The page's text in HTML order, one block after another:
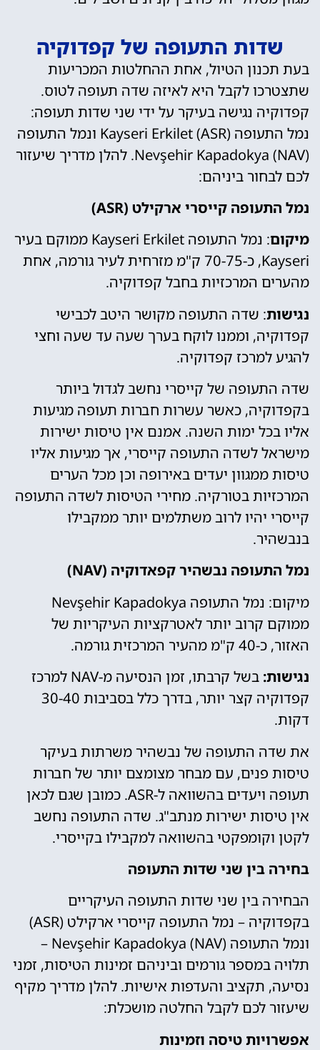
שדות התעופה של קפדוקיה
בעת תכנון הטיול, אחת ההחלטות המכריעות
שתצטרכו לקבל היא לאיזה שדה תעופה לטוס.
קפדוקיה נגישה בעיקר על ידי שני שדות תעופה:
נמל התעופה Kayseri Erkilet (ASR) ונמל התעופה
Nevşehir Kapadokya (NAV). להלן מדריך שיעזור
לכם לבחור ביניהם:
נמל התעופה קייסרי ארקילט (ASR)
מיקום
: נמל התעופה Kayseri Erkilet ממוקם בעיר
Kayseri, כ-70-75 ק"מ מזרחית לעיר גורמה, אחת
מהערים המרכזיות בחבל קפדוקיה.
נגישות: שדה התעופה מקושר היטב לכבישי
קפדוקיה, וממנו לוקח בערך שעה עד שעה וחצי
להגיע למרכז קפדוקיה.
שדה התעופה של קייסרי נחשב לגדול ביותר
בקפדוקיה, כאשר עשרות חברות תעופה מגיעות
אליו בכל ימות השנה. אמנם אין טיסות ישירות
מישראל לשדה התעופה קייסרי, אך מגיעות אליו
טיסות ממגוון יעדים באירופה וכן מכל הערים
המרכזיות בטורקיה. מחירי הטיסות לשדה התעופה
קייסרי יהיו לרוב משתלמים יותר ממקבילו
בנבשהיר.
נמל התעופה נבשהיר קפאדוקיה (NAV)
מיקום: נמל התעופה Nevşehir Kapadokya
ממוקם קרוב יותר לאטרקציות העיקריות של
האזור, כ-40 ק"מ מהעיר המרכזית גורמה.
נגישות:
בשל קרבתו, זמן הנסיעה מ-NAV למרכז
קפדוקיה קצר יותר, בדרך כלל בסביבות 30-40
דקות.
את שדה התעופה של נבשהיר משרתות בעיקר
טיסות פנים, עם מבחר מצומצם יותר של חברות
תעופה ויעדים בהשוואה ל-ASR. כמובן שגם לכאן
אין טיסות ישירות מנתב"ג. שדה התעופה נחשב
לקטן וקומפקטי בהשוואה למקבילו בקייסרי.
בחירה בין שני שדות התעופה
הבחירה בין שני שדות התעופה העיקריים
בקפדוקיה – נמל התעופה קייסרי ארקילט (ASR)
ונמל התעופה Nevşehir Kapadokya (NAV) –
תלויה במספר גורמים וביניהם זמינות הטיסות, זמני
נסיעה, תקציב והעדפות אישיות. להלן מדריך מקיף
שיעזור לכם לקבל החלטה מושכלת:
אפשרויות טיסה וזמינות